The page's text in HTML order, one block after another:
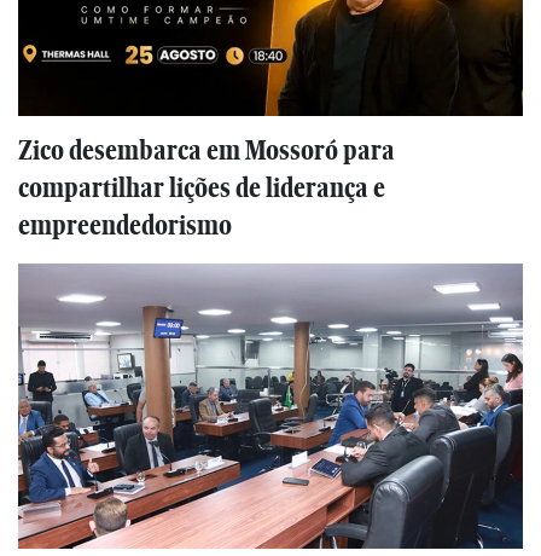
Zico desembarca em Mossoró para
compartilhar lições de liderança e
empreendedorismo